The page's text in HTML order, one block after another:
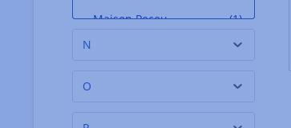
(1)
Maison Pecou
(4)
N
O